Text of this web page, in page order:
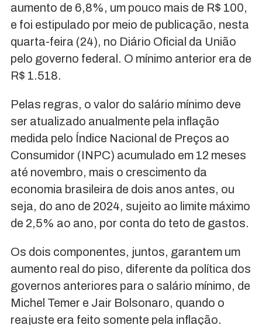
aumento de 6,8%, um pouco mais de R$ 100,
e foi estipulado por meio de publicação, nesta
quarta-feira (24), no Diário Oficial da União
pelo governo federal. O mínimo anterior era de
R$ 1.518.
Pelas regras, o valor do salário mínimo deve
ser atualizado anualmente pela inflação
medida pelo Índice Nacional de Preços ao
Consumidor (INPC) acumulado em 12 meses
até novembro, mais o crescimento da
economia brasileira de dois anos antes, ou
seja, do ano de 2024, sujeito ao limite máximo
de 2,5% ao ano, por conta do teto de gastos.
Os dois componentes, juntos, garantem um
aumento real do piso, diferente da política dos
governos anteriores para o salário mínimo, de
Michel Temer e Jair Bolsonaro, quando o
reajuste era feito somente pela inflação.